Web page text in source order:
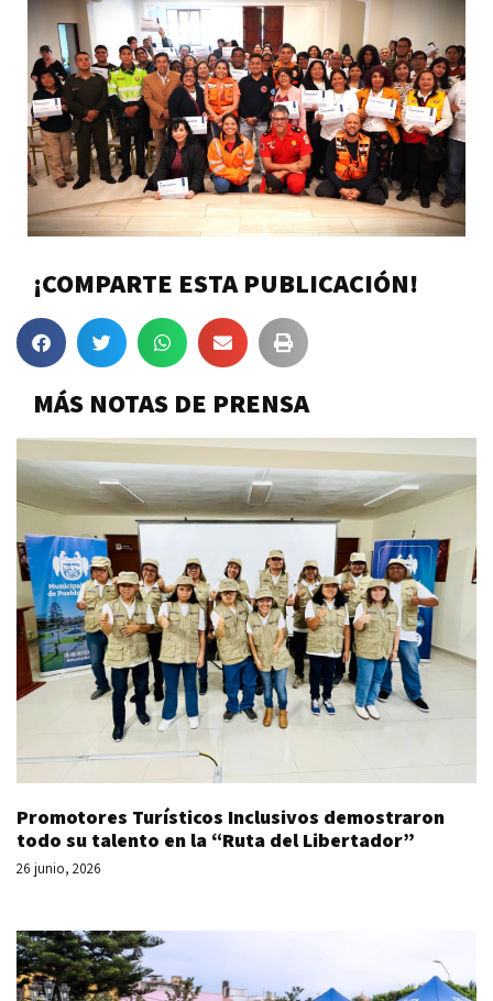
¡COMPARTE ESTA PUBLICACIÓN!
MÁS NOTAS DE PRENSA
Promotores Turísticos Inclusivos demostraron
todo su talento en la “Ruta del Libertador”
26 junio, 2026